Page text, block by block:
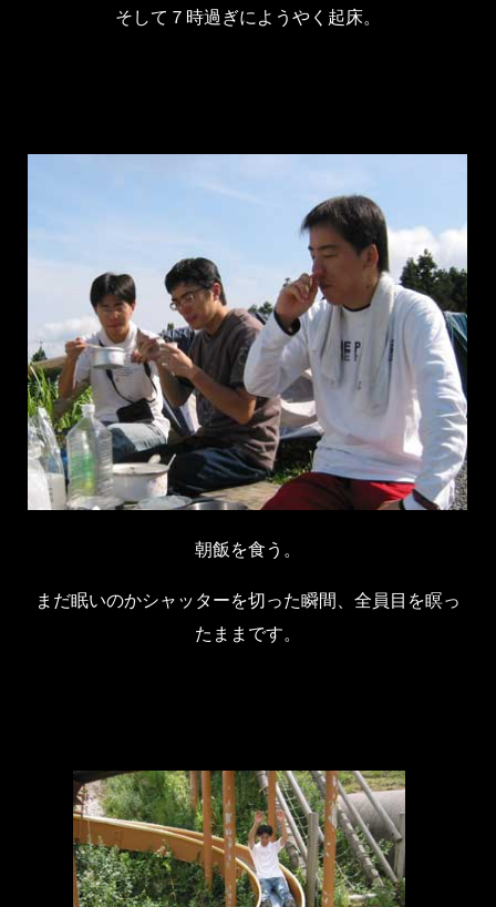
そして７時過ぎにようやく起床。
朝飯を食う。
まだ眠いのかシャッターを切った瞬間、全員目を瞑っ
たままです。